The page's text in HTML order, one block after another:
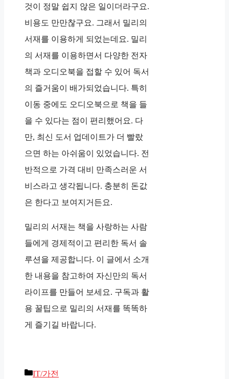
것이 정말 쉽지 않은 일이더라구요.
비용도 만만찮구요. 그래서 밀리의
서재를 이용하게 되었는데요. 밀리
의 서재를 이용하면서 다양한 전자
책과 오디오북을 접할 수 있어 독서
의 즐거움이 배가되었습니다. 특히
이동 중에도 오디오북으로 책을 들
을 수 있다는 점이 편리했어요. 다
만, 최신 도서 업데이트가 더 빨랐
으면 하는 아쉬움이 있었습니다. 전
반적으로 가격 대비 만족스러운 서
비스라고 생각됩니다. 충분히 돈값
은 한다고 보여지거든요.
밀리의 서재는 책을 사랑하는 사람
들에게 경제적이고 편리한 독서 솔
루션을 제공합니다. 이 글에서 소개
한 내용을 참고하여 자신만의 독서
라이프를 만들어 보세요. 구독과 활
용 꿀팁으로 밀리의 서재를 똑똑하
게 즐기길 바랍니다.
카
IT/가전